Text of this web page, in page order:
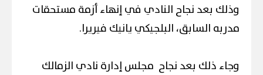
وذلك بعد نجاح النادي في إنهاء أزمة مستحقات
مدربه السابق، البلجيكي يانيك فيريرا.
وجاء ذلك بعد نجاح مجلس إدارة نادي الزمالك